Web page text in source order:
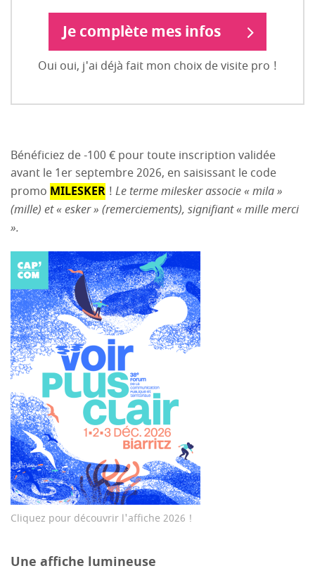
Je complète mes infos
Oui oui, j'ai déjà fait mon choix de visite pro !
Bénéficiez de -100 € pour toute inscription validée
avant le 1er septembre 2026, en saisissant le code
promo MILESKER ! Le terme milesker associe « mila »
(mille) et « esker » (remerciements), signifiant « mille merci
».
Cliquez pour découvrir l'affiche 2026 !
Une affiche lumineuse